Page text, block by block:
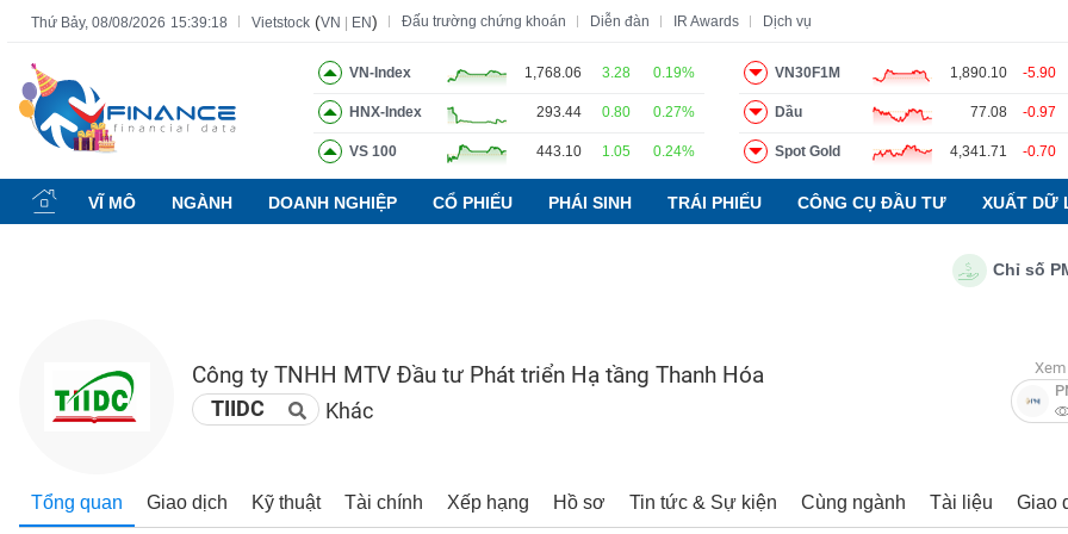
Thứ Bảy, 08/08/2026 15:39:19 Vietstock (VN EN) Đấu trường chứng khoán Diễn đàn IR Awards Dịch vụ
VN-Index 1,768.06 3.28 0.19%
HNX-Index 293.44 0.80 0.27%
VS 100 443.10 1.05 0.24%
VN30F1M 1,890.10 -5.90
Dầu 77.08 -0.97
Spot Gold 4,341.71 -0.70
VĨ MÔ NGÀNH DOANH NGHIỆP CỔ PHIẾU PHÁI SINH TRÁI PHIẾU CÔNG CỤ ĐẦU TƯ XUẤT DỮ
Chỉ số PMI
Công ty TNHH MTV Đầu tư Phát triển Hạ tầng Thanh Hóa
TIIDC Khác
Tổng quan Giao dịch Kỹ thuật Tài chính Xếp hạng Hồ sơ Tin tức & Sự kiện Cùng ngành Tài liệu Giao
Tất cả Tính năng Ngành Mã chứng khoán Lãnh đạo Báo cáo phân tích Thuật ngữ
Tính
năng
(-)
CHỨNG
KHOÁN
NGHIỆP